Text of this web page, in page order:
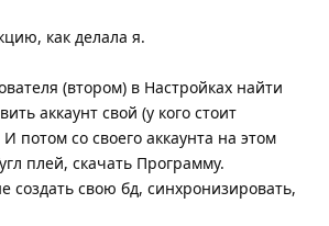
как делала я.
(втором) в Настройках найти
аккаунт свой (у кого стоит
потом со своего аккаунта на этом
плей, скачать Программу.
создать свою бд, синхронизировать,